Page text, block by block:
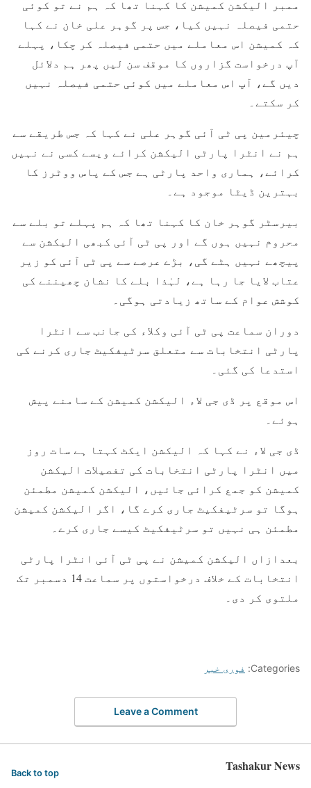
ممبر الیکشن کمیشن کا کہنا تھا کہ ہم نے تو کوئی
حتمی فیصلہ نہیں کیا، جس پر گوہر علی خان نے کہا
کہ کمیشن اس معاملے میں حتمی فیصلہ کر چکا، پہلے
آپ درخواست گزاروں کا موقف سن لیں پھر ہم دلائل
دیں گے، آپ اس معاملے میں کوئی حتمی فیصلہ نہیں
کر سکتے۔
چیئرمین پی ٹی آئی گوہر علی نے کہا کہ جس طریقے سے
ہم نے انٹرا پارٹی الیکشن کرائے ویسے کسی نے نہیں
کرائے، ہماری واحد پارٹی ہے جس کے پاس ووٹرز کا
بہترین ڈیٹا موجود ہے۔
بیرسٹر گوہر خان کا کہنا تھا کہ ہم پہلے تو بلے سے
محروم نہیں ہوں گے اور پی ٹی آئی کبھی الیکشن سے
پیچھے نہیں ہٹے گی، بڑے عرصے سے پی ٹی آئی کو زیر
عتاب لایا جا رہا ہے، لہٰذا بلے کا نشان چھیننے کی
کوشش عوام کے ساتھ زیادتی ہوگی۔
دوران سماعت پی ٹی آئی وکلاء کی جانب سے انٹرا
پارٹی انتخابات سے متعلق سرٹیفکیٹ جاری کرنے کی
استدعا کی گئی۔
اس موقع پر ڈی جی لاء الیکشن کمیشن کے سامنے پیش
ہوئے۔
ڈی جی لاء نے کہا کہ الیکشن ایکٹ کہتا ہے سات روز
میں انٹرا پارٹی انتخابات کی تفصیلات الیکشن
کمیشن کو جمع کرائی جائیں، الیکشن کمیشن مطمئن
ہوگا تو سرٹیفکیٹ جاری کرے گا، اگر الیکشن کمیشن
مطمئن ہی نہیں تو سرٹیفکیٹ کیسے جاری کرے۔
بعدازاں الیکشن کمیشن نے پی ٹی آئی انٹرا پارٹی
انتخابات کے خلاف درخواستوں پر سماعت 14 دسمبر تک
ملتوی کر دی۔
Categories: فوری خبر
Leave a Comment
Tashakur News
Back to top